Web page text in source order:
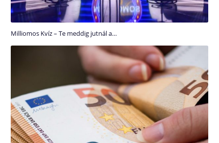
Milliomos Kvíz – Te meddig jutnál a…